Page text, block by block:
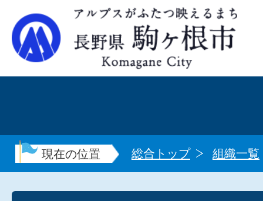
現在の位置 総合トップ 組織一覧